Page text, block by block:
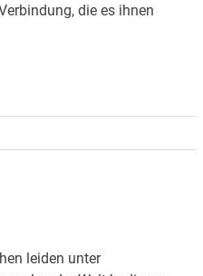
die es ihnen
leiden unter